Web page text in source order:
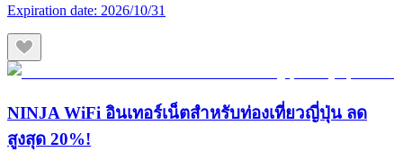
Expiration date: 2026/10/31
NINJA WiFi อินเทอร์เน็ตสำหรับท่องเที่ยวญี่ปุ่น ลด
สูงสุด 20%!